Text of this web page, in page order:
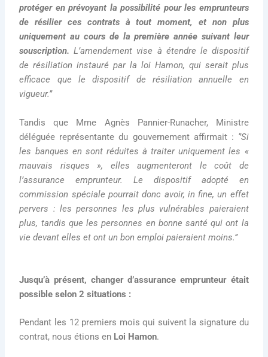
protéger en prévoyant la possibilité pour les emprunteurs
de résilier ces contrats à tout moment, et non plus
uniquement au cours de la première année suivant leur
souscription. L’amendement vise à étendre le dispositif
de résiliation instauré par la loi Hamon, qui serait plus
efficace que le dispositif de résiliation annuelle en
vigueur.’’
Tandis que Mme Agnès Pannier-Runacher, Ministre
déléguée représentante du gouvernement affirmait : ‘’Si
les banques en sont réduites à traiter uniquement les «
mauvais risques », elles augmenteront le coût de
l’assurance emprunteur. Le dispositif adopté en
commission spéciale pourrait donc avoir, in fine, un effet
pervers : les personnes les plus vulnérables paieraient
plus, tandis que les personnes en bonne santé qui ont la
vie devant elles et ont un bon emploi paieraient moins.’’
Jusqu’à présent, changer d’assurance emprunteur était
possible selon 2 situations :
Pendant les 12 premiers mois qui suivent la signature du
contrat, nous étions en Loi Hamon.